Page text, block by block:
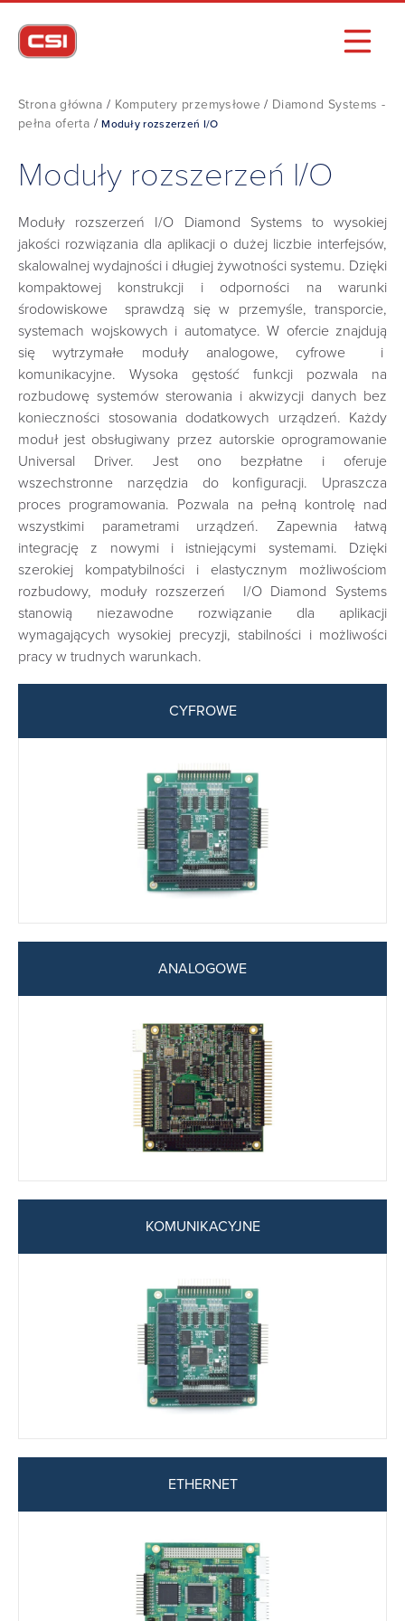
Strona główna / Komputery przemysłowe / Diamond Systems -
pełna oferta /Moduły rozszerzeń I/O
Moduły rozszerzeń I/O
Moduły rozszerzeń I/O Diamond Systems to wysokiej
jakości rozwiązania dla aplikacji o dużej liczbie interfejsów,
skalowalnej wydajności i długiej żywotności systemu. Dzięki
kompaktowej konstrukcji i odporności na warunki
środowiskowe sprawdzą się w przemyśle, transporcie,
systemach wojskowych i automatyce. W ofercie znajdują
się wytrzymałe moduły analogowe, cyfrowe i
komunikacyjne. Wysoka gęstość funkcji pozwala na
rozbudowę systemów sterowania i akwizycji danych bez
konieczności stosowania dodatkowych urządzeń. Każdy
moduł jest obsługiwany przez autorskie oprogramowanie
Universal Driver. Jest ono bezpłatne i oferuje
wszechstronne narzędzia do konfiguracji. Upraszcza
proces programowania. Pozwala na pełną kontrolę nad
wszystkimi parametrami urządzeń. Zapewnia łatwą
integrację z nowymi i istniejącymi systemami. Dzięki
szerokiej kompatybilności i elastycznym możliwościom
rozbudowy, moduły rozszerzeń I/O Diamond Systems
stanowią niezawodne rozwiązanie dla aplikacji
wymagających wysokiej precyzji, stabilności i możliwości
pracy w trudnych warunkach.
CYFROWE
ANALOGOWE
KOMUNIKACYJNE
ETHERNET